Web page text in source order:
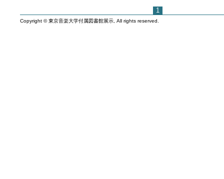
1
Copyright © 東京音楽大学付属図書館展示, All rights reserved.